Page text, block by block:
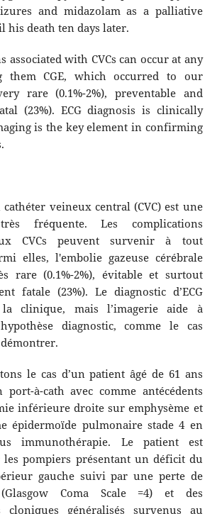
and midazolam as a palliative
his death ten days later.
associated with CVCs can occur at any
them CGE, which occurred to our
rare (0.1%-2%), preventable and
(23%). ECG diagnosis is clinically
is the key element in confirming
cathéter veineux central (CVC) est une
fréquente. Les complications
CVCs peuvent survenir à tout
elles, l'embolie gazeuse cérébrale
rare (0.1%-2%), évitable et surtout
fatale (23%). Le diagnostic d’ECG
clinique, mais l’imagerie aide à
diagnostic, comme le cas
le cas d’un patient âgé de 61 ans
port-à-cath avec comme antécédents
inférieure droite sur emphysème et
épidermoïde pulmonaire stade 4 en
immunothérapie. Le patient est
pompiers présentant un déficit du
gauche suivi par une perte de
(Glasgow Coma Scale =4) et des
cloniques généralisés survenus au